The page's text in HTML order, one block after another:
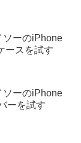
ソーのiPhone
ースを試す
ソーのiPhone
ーを試す